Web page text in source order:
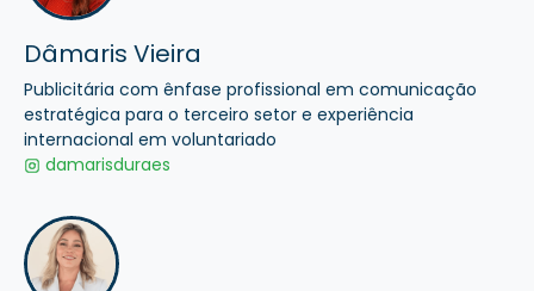
Dâmaris Vieira
Publicitária com ênfase profissional em comunicação
estratégica para o terceiro setor e experiência
internacional em voluntariado
damarisduraes